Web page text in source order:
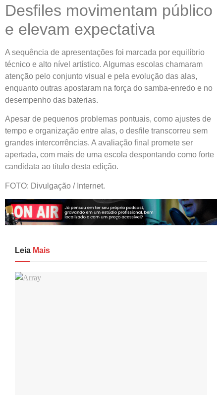
Desfiles movimentam público
e elevam expectativa
A sequência de apresentações foi marcada por equilíbrio
técnico e alto nível artístico. Algumas escolas chamaram
atenção pelo conjunto visual e pela evolução das alas,
enquanto outras apostaram na força do samba-enredo e no
desempenho das baterias.
Apesar de pequenos problemas pontuais, como ajustes de
tempo e organização entre alas, o desfile transcorreu sem
grandes intercorrências. A avaliação final promete ser
apertada, com mais de uma escola despontando como forte
candidata ao título desta edição.
FOTO: Divulgação / Internet.
Leia Mais